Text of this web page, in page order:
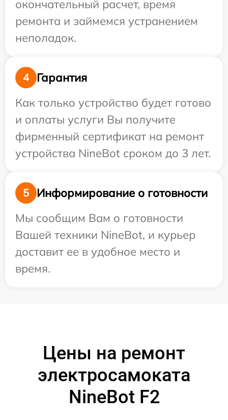
окончательный расчет, время
ремонта и займемся устранением
неполадок.
4
Гарантия
Как только устройство будет готово
и оплаты услуги Вы получите
фирменный сертификат на ремонт
устройства NineBot сроком до 3 лет.
5
Информирование о готовности
Мы сообщим Вам о готовности
Вашей техники NineBot, и курьер
доставит ее в удобное место и
время.
Цены на ремонт
электросамоката
NineBot F2